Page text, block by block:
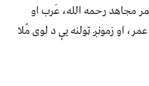
مجاهد رحمه الله، عَرب او
او زمونږ ټولنه یې د لوی مُلا